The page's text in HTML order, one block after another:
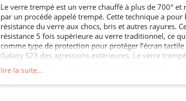
Le verre trempé est un verre chauffé à plus de 700°
par un procédé appelé trempé. Cette technique a
résistance du verre aux chocs, bris et autres rayures.
résistance 5 fois supérieure au verre traditionnel, ce
comme type de protection pour protéger l’écran
Galaxy S23 des agressions extérieures. Le verre
applications comme pour un écran de smartphone,
une cloison, une crédence de cuisine, ou encore le
lire la suite...